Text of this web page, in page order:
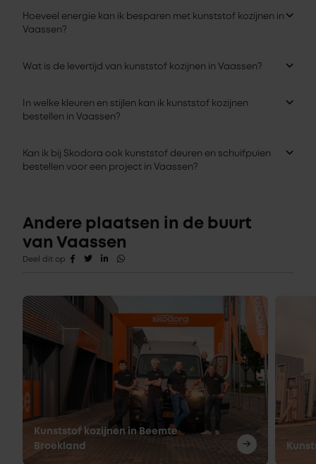
Hoeveel energie kan ik besparen met kunststof kozijnen in
Vaassen?
Wat is de levertijd van kunststof kozijnen in Vaassen?
In welke kleuren en stijlen kan ik kunststof kozijnen
bestellen in Vaassen?
Kan ik bij Skodora ook kunststof deuren en schuifpuien
bestellen voor een project in Vaassen?
Andere plaatsen in de buurt
van Vaassen
Deel dit op
Kunststof kozijnen in Beemte
Broekland